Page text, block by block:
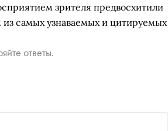
зрителя предвосхитили
самых узнаваемых и цитируемых
ответы.